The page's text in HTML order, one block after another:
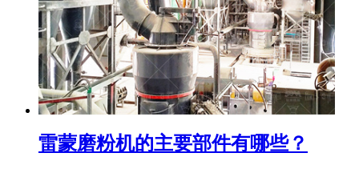
雷蒙磨粉机的主要部件有哪些？